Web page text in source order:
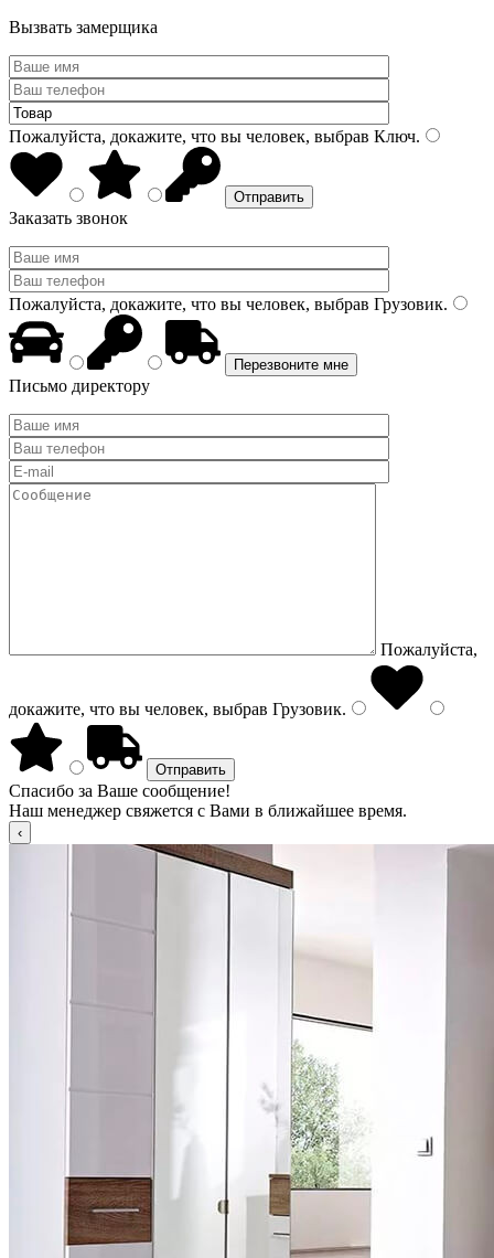
Вызвать замерщика
Пожалуйста, докажите, что вы человек, выбрав Ключ.
Заказать звонок
Пожалуйста, докажите, что вы человек, выбрав Грузовик.
Письмо директору
Пожалуйста,
докажите, что вы человек, выбрав Грузовик.
Спасибо за Ваше сообщение!
Наш менеджер свяжется с Вами в ближайшее время.